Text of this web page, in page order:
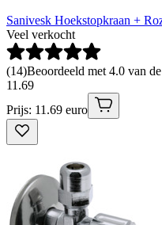
Sanivesk Hoekstopkraan +
Veel verkocht
(14)Beoordeeld met 4.0 van
11.69
Prijs: 11.69 euro